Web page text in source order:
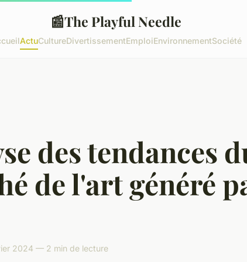
📰The Playful Needle
ActuCultureDivertissementEmploiEnvironnementSociété
des tendances
de l'art généré
2024 — 2 min de lecture